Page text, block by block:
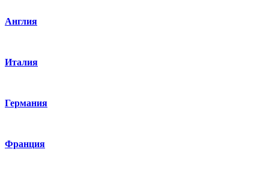
Англия
Италия
Германия
Франция